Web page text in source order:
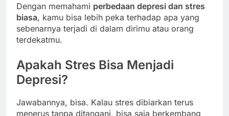
Dengan memahami perbedaan depresi dan stres
biasa, kamu bisa lebih peka terhadap apa yang
sebenarnya terjadi di dalam dirimu atau orang
terdekatmu.
Apakah Stres Bisa Menjadi
Depresi?
Jawabannya, bisa. Kalau stres dibiarkan terus
menerus tanpa ditangani, bisa saja berkembang